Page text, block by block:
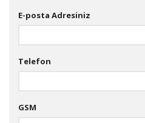
E-posta Adresiniz
Telefon
GSM